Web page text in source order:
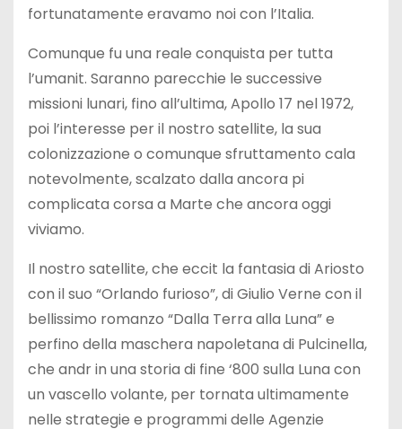
fortunatamente eravamo noi con l’Italia.
Comunque fu una reale conquista per tutta
l’umanit. Saranno parecchie le successive
missioni lunari, fino all’ultima, Apollo 17 nel 1972,
poi l’interesse per il nostro satellite, la sua
colonizzazione o comunque sfruttamento cala
notevolmente, scalzato dalla ancora pi
complicata corsa a Marte che ancora oggi
viviamo.
Il nostro satellite, che eccit la fantasia di Ariosto
con il suo “Orlando furioso”, di Giulio Verne con il
bellissimo romanzo “Dalla Terra alla Luna” e
perfino della maschera napoletana di Pulcinella,
che andr in una storia di fine ‘800 sulla Luna con
un vascello volante, per tornata ultimamente
nelle strategie e programmi delle Agenzie